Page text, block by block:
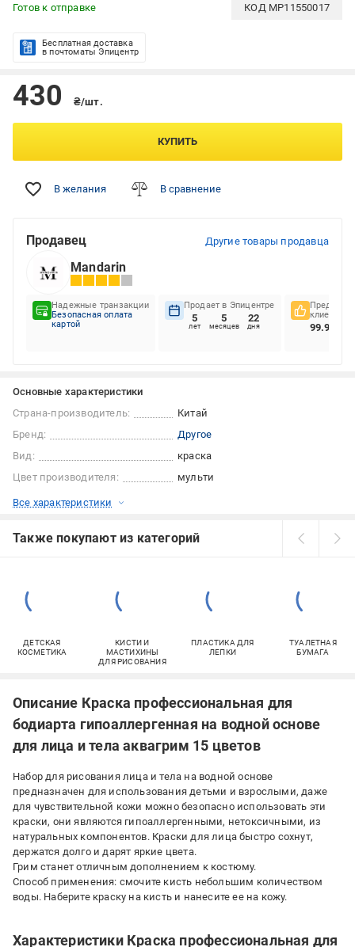
Готов к отправке КОД MP11550017
Бесплатная доставка
в почтоматы Эпицентр
430 ₴/шт.
КУПИТЬ
В желания В сравнение
Продавец Другие товары продавца
Mandarin
Надежные транзакции
Безопасная оплата
картой
Продает в Эпицентре
5
лет
5
месяцев
22
дня
клиентов
99.92%
Основные характеристики
Страна-производитель:
Китай
Бренд:
Другое
Вид:
краска
Цвет производителя:
мульти
Все характеристики
Также покупают из категорий
ДЕТСКАЯ
КОСМЕТИКА
КИСТИ И
МАСТИХИНЫ
ДЛЯ РИСОВАНИЯ
ПЛАСТИКА ДЛЯ
ЛЕПКИ
ТУАЛЕТНАЯ
БУМАГА
Описание Краска профессиональная для
бодиарта гипоаллергенная на водной основе
для лица и тела аквагрим 15 цветов
Набор для рисования лица и тела на водной основе
предназначен для использования детьми и взрослыми, даже
для чувствительной кожи можно безопасно использовать эти
краски, они являются гипоаллергенными, нетоксичными, из
натуральных компонентов. Краски для лица быстро сохнут,
держатся долго и дарят яркие цвета.
Грим станет отличным дополнением к костюму.
Способ применения: смочите кисть небольшим количеством
воды. Наберите краску на кисть и нанесите ее на кожу.
Характеристики Краска профессиональная для